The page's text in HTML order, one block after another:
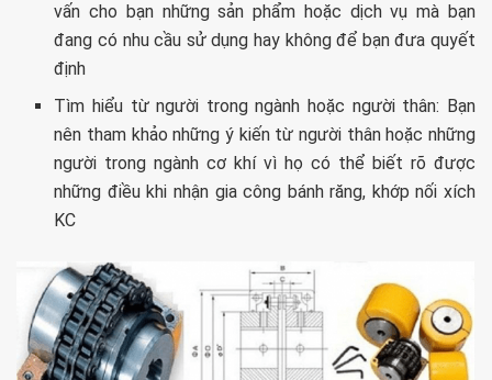
vấn cho bạn những sản phẩm hoặc dịch vụ mà bạn
đang có nhu cầu sử dụng hay không để bạn đưa quyết
định
Tìm hiểu từ người trong ngành hoặc người thân: Bạn
nên tham khảo những ý kiến từ người thân hoặc những
người trong ngành cơ khí vì họ có thể biết rõ được
những điều khi nhận gia công bánh răng, khớp nối xích
KC